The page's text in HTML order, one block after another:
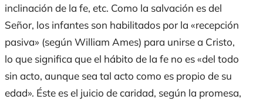
inclinación de la fe, etc. Como la salvación es del
Señor, los infantes son habilitados por la «recepción
pasiva» (según William Ames) para unirse a Cristo,
lo que significa que el hábito de la fe no es «del todo
sin acto, aunque sea tal acto como es propio de su
edad». Éste es el juicio de caridad, según la promesa,